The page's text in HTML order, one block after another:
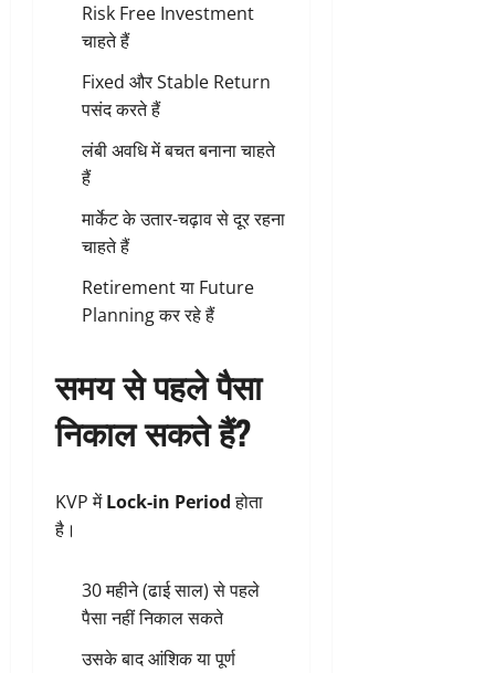
Risk Free Investment
चाहते हैं
Fixed और Stable Return
पसंद करते हैं
लंबी अवधि में बचत बनाना चाहते
हैं
मार्केट के उतार-चढ़ाव से दूर रहना
चाहते हैं
Retirement या Future
Planning कर रहे हैं
समय से पहले पैसा
निकाल सकते हैं?
KVP मेंLock-in Periodहोता
है।
30 महीने (ढाई साल) से पहले
पैसा नहीं निकाल सकते
उसके बाद आंशिक या पूर्ण